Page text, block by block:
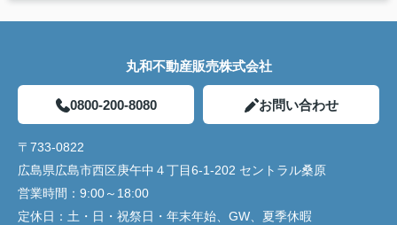
丸和不動産販売株式会社
0800-200-8080 お問い合わせ
〒733-0822
広島県広島市西区庚午中４丁目6-1-202 セントラル桑原
営業時間： 9:00～18:00
定休日： 土・日・祝祭日・年末年始、GW、夏季休暇